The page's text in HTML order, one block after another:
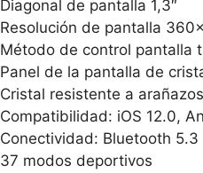
Diagonal de pantalla 1,3″
Resolución de pantalla
Método de control pantalla
Panel de la pantalla de
Cristal resistente a arañazos
Compatibilidad: iOS 12.0,
Conectividad: Bluetooth 5.3
37 modos deportivos